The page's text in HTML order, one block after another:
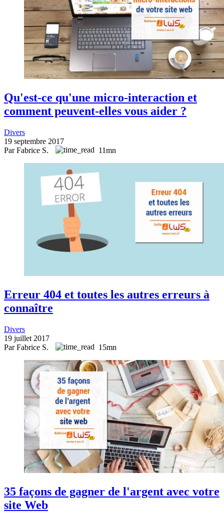
Qu'est-ce qu'une micro-interaction et
comment peuvent-elles vous aider ?
Divers
19 septembre 2017
Par Fabrice S.
11mn
Erreur 404 et toutes les autres erreurs à
connaître
Divers
19 juillet 2017
Par Fabrice S.
15mn
35 façons de gagner de l'argent avec votre
site Web